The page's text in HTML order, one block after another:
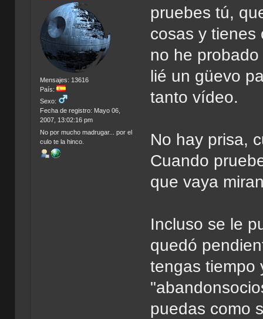
Mensajes: 13616
País:
Sexo:
Fecha de registro: Mayo 06,
2007, 13:02:16 pm
No por mucho madrugar... por el
culo te la hinco.
pruebes tú,
cosas y tienes
no he
lié un güevo
tanto vídeo.
No hay prisa,
Cuando
que vaya
Incluso se le
quedó
tengas tiempo
puedas como